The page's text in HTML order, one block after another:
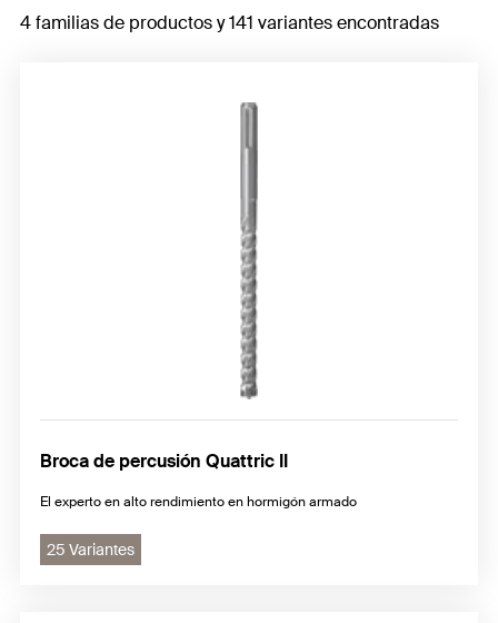
Broca de mango cilíndrico
4 familias de productos y 141 variantes encontradas
Broca de percusión Quattric II
El experto en alto rendimiento en hormigón armado
25 Variantes